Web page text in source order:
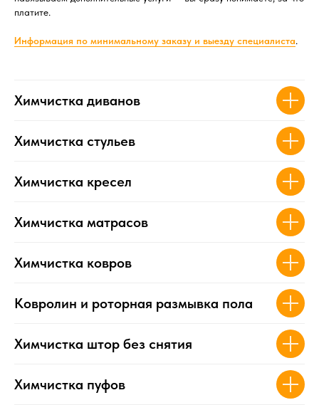
платите.
Информация по минимальному заказу и выезду специалиста.
Химчистка диванов
Химчистка стульев
Химчистка кресел
Химчистка матрасов
Химчистка ковров
Ковролин и роторная размывка пола
Химчистка штор без снятия
Химчистка пуфов